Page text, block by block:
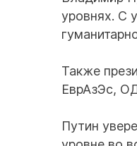
уровнях. С
Также
ЕврАзЭс,
Путин